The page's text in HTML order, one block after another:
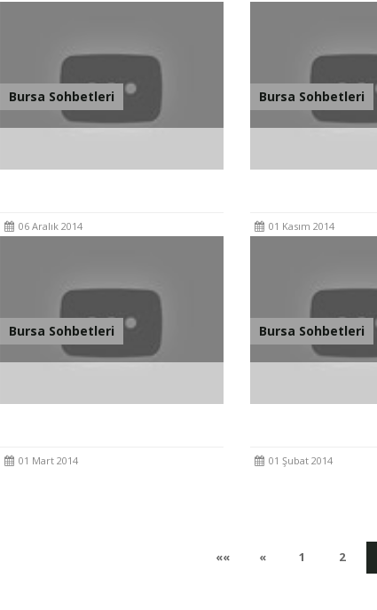
Bursa Sohbetleri
06 Aralık 2014
Bursa Sohbetleri
01 Kasım 2014
Bursa Sohbetleri
01 Mart 2014
Bursa Sohbetleri
01 Şubat 2014
««İlk
«Önceki
1 (current)
2